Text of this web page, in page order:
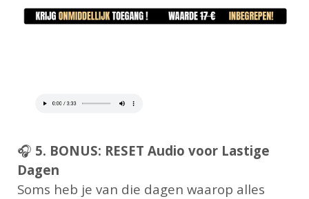
🎧 5. BONUS: RESET Audio voor Lastige
Dagen
Soms heb je van die dagen waarop alles